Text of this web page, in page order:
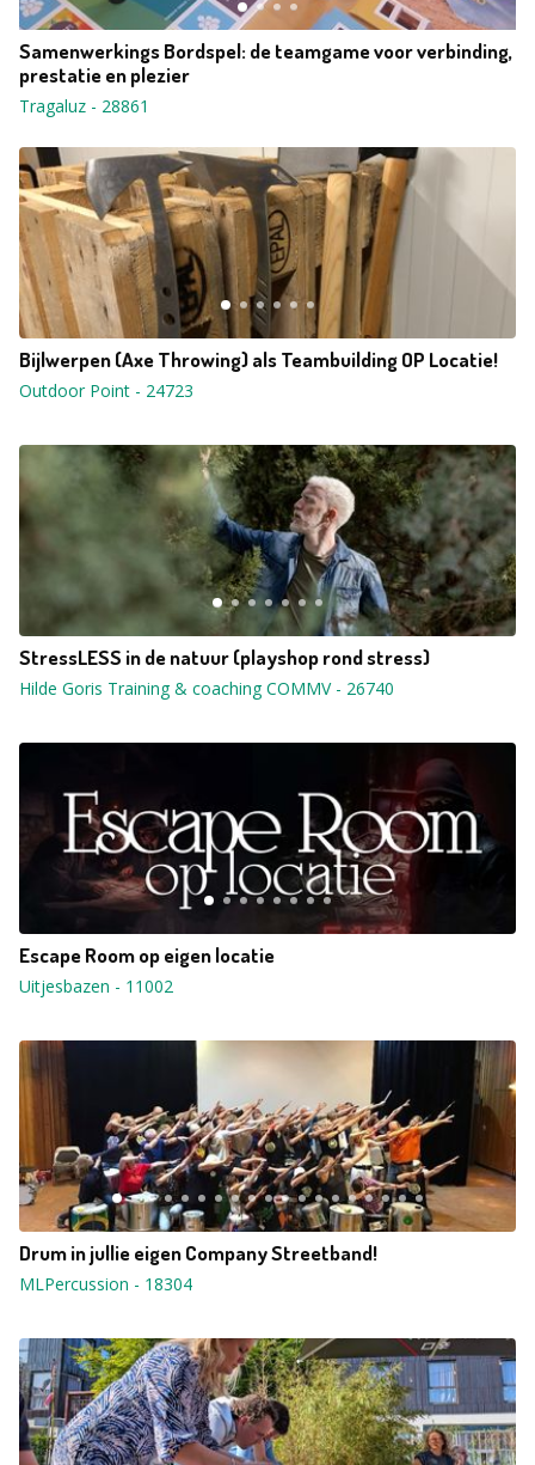
Samenwerkings Bordspel: de teamgame voor verbinding,
prestatie en plezier
Tragaluz - 28861
Bijlwerpen (Axe Throwing) als Teambuilding OP Locatie!
Outdoor Point - 24723
StressLESS in de natuur (playshop rond stress)
Hilde Goris Training & coaching COMMV- 26740
Escape Room op eigen locatie
Uitjesbazen - 11002
Drum in jullie eigen Company Streetband!
MLPercussion - 18304